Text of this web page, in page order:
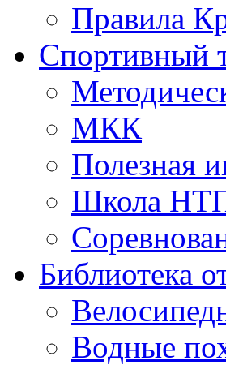
Правила
Спортивный
МКК
Полезная
Школа
Библиотека
Водные